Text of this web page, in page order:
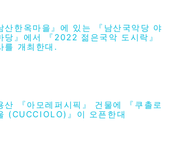
산한옥마을』에 있는 『남산국악당 야
당』에서 『2022 젊은국악 도시락』
를 개최한대.
산 『아모레퍼시픽』 건물에 『쿠촐로
(CUCCIOLO)』이 오픈한대